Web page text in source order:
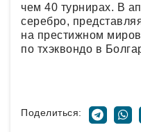
чем 40 турнирах. В
серебро,
на престижном
по тхэквондо в
Поделиться: